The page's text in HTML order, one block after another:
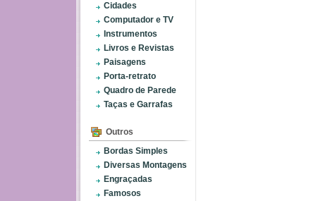
Cidades
Computador e TV
Instrumentos
Livros e Revistas
Paisagens
Porta-retrato
Quadro de Parede
Taças e Garrafas
Outros
Bordas Simples
Diversas Montagens
Engraçadas
Famosos